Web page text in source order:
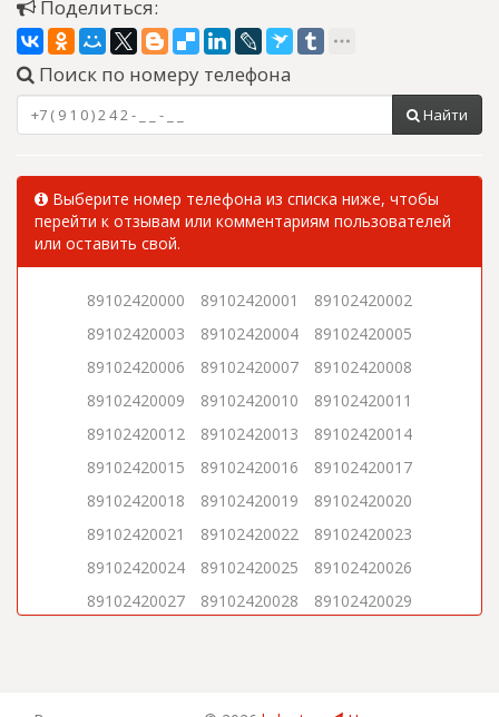
Поделиться:
Поиск по номеру телефона
Найти
Выберите номер телефона из списка ниже, чтобы
перейти к отзывам или комментариям пользователей
или оставить свой.
89102420000 89102420001
89102420002
89102420003
89102420004
89102420005
89102420006
89102420007
89102420008
89102420009
89102420010
89102420011
89102420012
89102420013
89102420014
89102420015
89102420016
89102420017
89102420018
89102420019
89102420020
89102420021
89102420022
89102420023
89102420024
89102420025
89102420026
89102420027
89102420028
89102420029